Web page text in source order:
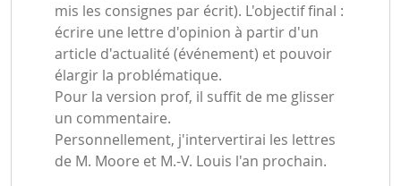
mis les consignes par écrit). L'objectif final :
écrire une lettre d'opinion à partir d'un
article d'actualité (événement) et pouvoir
élargir la problématique.
Pour la version prof, il suffit de me glisser
un commentaire.
Personnellement, j'intervertirai les lettres
de M. Moore et M.-V. Louis l'an prochain.